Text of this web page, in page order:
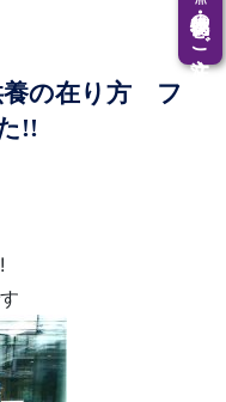
供花・供物のご注文
養の在り方 フ
!!